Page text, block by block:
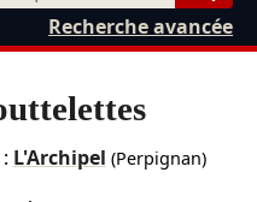
Recherche avancée
: L'Archipel (Perpignan)